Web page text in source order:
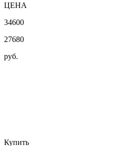
ЦЕНА
34600
27680
руб.
Купить